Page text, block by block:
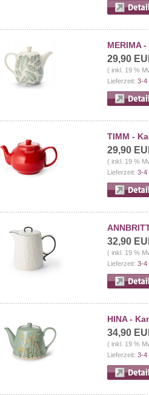
MERIMA
29,90
( inkl. 19 %
Lieferzeit: 3-4
TIMM -
29,90
( inkl. 19 %
Lieferzeit: 3-4
32,90
( inkl. 19 %
Lieferzeit: 3-4
HINA -
34,90
( inkl. 19 %
Lieferzeit: 3-4